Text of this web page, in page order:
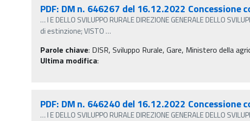
PDF: DM n. 646267 del 16.12.2022
…I E DELLO SVILUPPO RURALE DIREZIONE GENERALE DELLO
di estinzione; VISTO…
Parole chiave: DISR, Sviluppo Rurale, Gare, Ministero della
Ultima modifica:
PDF: DM n. 646240 del 16.12.2022 Concessione
…I E DELLO SVILUPPO RURALE DIREZIONE GENERALE DELLO